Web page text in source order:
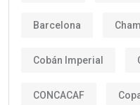
Barcelona
Cobán Imperial
CONCACAF